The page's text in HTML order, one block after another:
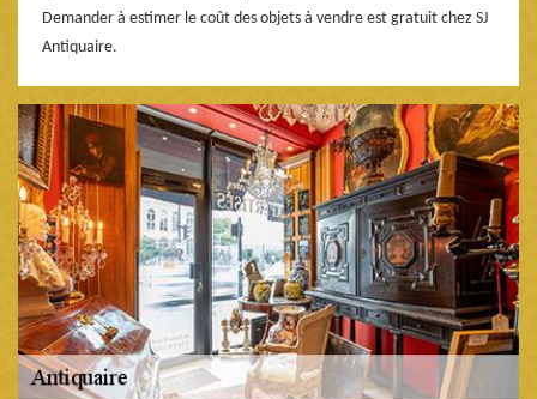
Demander à estimer le coût des objets à vendre est gratuit chez SJ
Antiquaire.